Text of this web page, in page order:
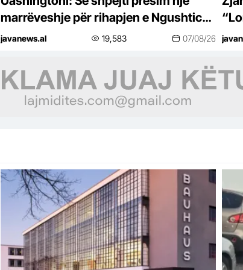
marrëveshje për rihapjen e Ngushticës
së Hormuzit
javanews.al 19,583 07/08/26